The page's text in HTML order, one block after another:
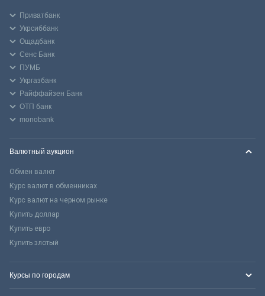
Приватбанк
Укрсиббанк
Ощадбанк
Сенс Банк
ПУМБ
Укргазбанк
Райффайзен Банк
ОТП банк
monobank
Валютный аукцион
Обмен валют
Курс валют в обменниках
Курс валют на черном рынке
Купить доллар
Купить евро
Купить злотый
Курсы по городам